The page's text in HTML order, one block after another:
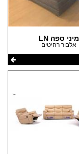
מיני ספה LN
אלבור רהיטים